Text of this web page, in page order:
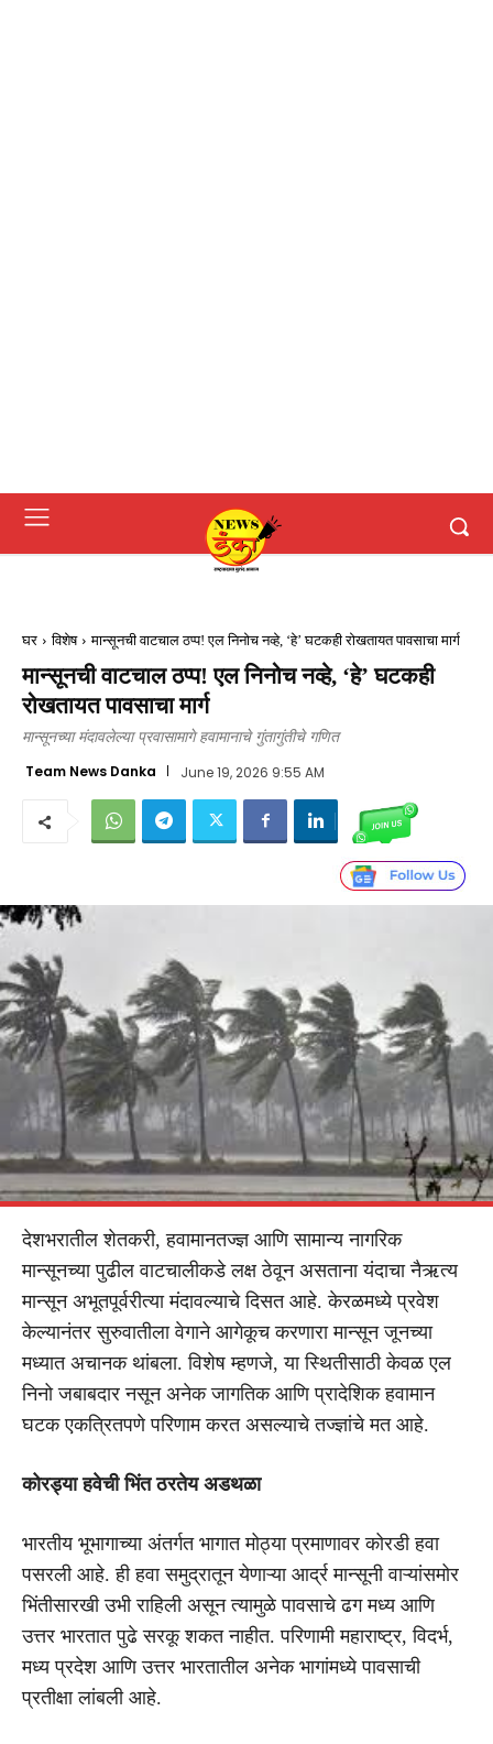
घर विशेष मान्सूनची वाटचाल ठप्प! एल निनोच नव्हे, ‘हे’ घटकही रोखतायत पावसाचा मार्ग
मान्सूनची वाटचाल ठप्प! एल निनोच नव्हे, ‘हे’ घटकही
रोखतायत पावसाचा मार्ग
मान्सूनच्या मंदावलेल्या प्रवासामागे हवामानाचे गुंतागुंतीचे गणित
Team News Danka June 19, 2026 9:55 AM
देशभरातील शेतकरी, हवामानतज्ज्ञ आणि सामान्य नागरिक
मान्सूनच्या पुढील वाटचालीकडे लक्ष ठेवून असताना यंदाचा नैऋत्य
मान्सून अभूतपूर्वरीत्या मंदावल्याचे दिसत आहे. केरळमध्ये प्रवेश
केल्यानंतर सुरुवातीला वेगाने आगेकूच करणारा मान्सून जूनच्या
मध्यात अचानक थांबला. विशेष म्हणजे, या स्थितीसाठी केवळ एल
निनो जबाबदार नसून अनेक जागतिक आणि प्रादेशिक हवामान
घटक एकत्रितपणे परिणाम करत असल्याचे तज्ज्ञांचे मत आहे.
कोरड्या हवेची भिंत ठरतेय अडथळा
भारतीय भूभागाच्या अंतर्गत भागात मोठ्या प्रमाणावर कोरडी हवा
पसरली आहे. ही हवा समुद्रातून येणाऱ्या आर्द्र मान्सूनी वाऱ्यांसमोर
भिंतीसारखी उभी राहिली असून त्यामुळे पावसाचे ढग मध्य आणि
उत्तर भारतात पुढे सरकू शकत नाहीत. परिणामी महाराष्ट्र, विदर्भ,
मध्य प्रदेश आणि उत्तर भारतातील अनेक भागांमध्ये पावसाची
प्रतीक्षा लांबली आहे.